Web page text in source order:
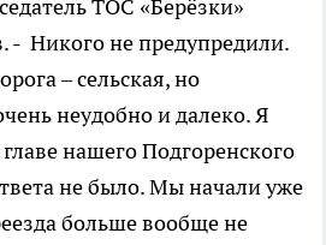
ТОС «Берёзки»
- Никого не предупредили.
– сельская, но
неудобно и далеко. Я
нашего Подгоренского
не было. Мы начали уже
больше вообще не